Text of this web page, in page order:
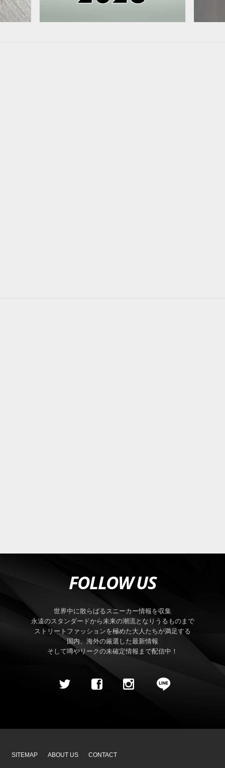
FOLLOW US
世界中に散らばるスニーカー情報を収集
永遠のスタンダードから未来の潮流となりうるものまで
ストリートファッションを極めた大人たちが満足する
国内、海外の厳選した最新情報
そして噂やリークの未確定情報まで配信中！
SITEMAP ABOUT US CONTACT